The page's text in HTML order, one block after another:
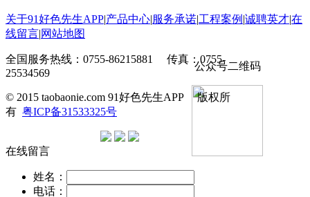
关于91好色先生APP|产品中心|服务承诺|工程案例 |诚聘英才|在
线留言|网站地图
公众号二维码
全国服务热线：0755-86215881 传真：0755-
25534569
© 2015 taobaonie.com 91好色先生APP 版权所
有 粤ICP备31533325号
在线留言
姓名：
电话：